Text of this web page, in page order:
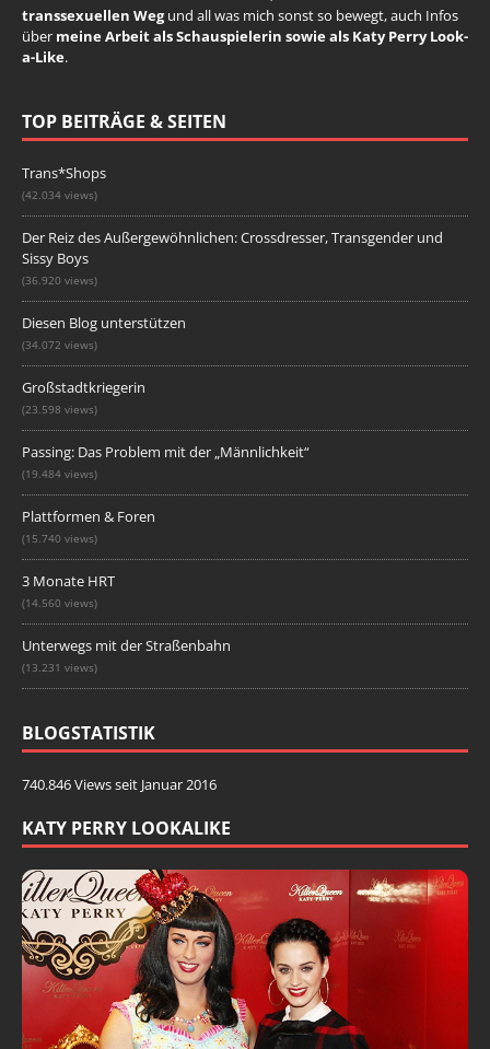
transsexuellen Wegund all was mich sonst so bewegt, auch Infos
über meine Arbeit als Schauspielerin sowie als Katy Perry Look-
a-Like.
TOP BEITRÄGE & SEITEN
Trans*Shops
(42.034 views)
Der Reiz des Außergewöhnlichen: Crossdresser, Transgender und
Sissy Boys
(36.920 views)
Diesen Blog unterstützen
(34.072 views)
Großstadtkriegerin
(23.598 views)
Passing: Das Problem mit der „Männlichkeit“
(19.484 views)
Plattformen & Foren
(15.740 views)
3 Monate HRT
(14.560 views)
Unterwegs mit der Straßenbahn
(13.231 views)
BLOGSTATISTIK
740.846 Views seit Januar 2016
KATY PERRY LOOKALIKE